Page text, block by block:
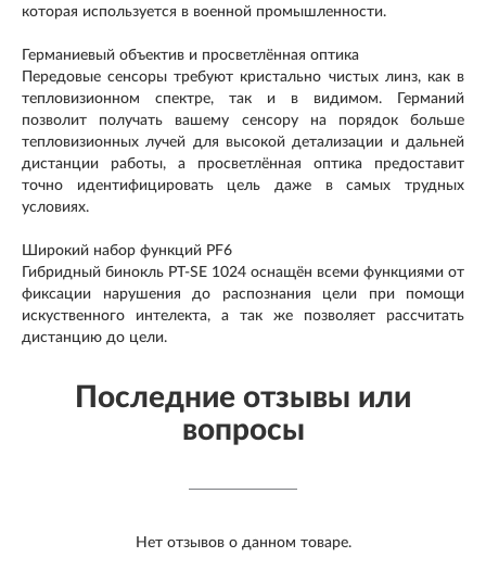
которая используется в военной промышленности.
Германиевый объектив и просветлённая оптика
Передовые сенсоры требуют кристально чистых линз, как в
тепловизионном спектре, так и в видимом. Германий
позволит получать вашему сенсору на порядок больше
тепловизионных лучей для высокой детализации и дальней
дистанции работы, а просветлённая оптика предоставит
точно идентифицировать цель даже в самых трудных
условиях.
Широкий набор функций PF6
Гибридный бинокль PT-SE 1024 оснащён всеми функциями от
фиксации нарушения до распознания цели при помощи
искуственного интелекта, а так же позволяет рассчитать
дистанцию до цели.
Последние отзывы или
вопросы
Нет отзывов о данном товаре.